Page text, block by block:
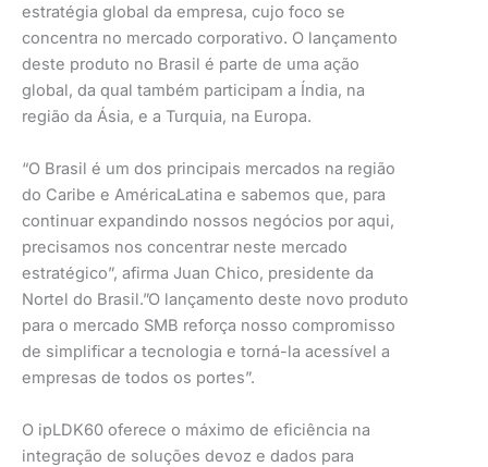
estratégia global da empresa, cujo foco se
concentra no mercado corporativo. O lançamento
deste produto no Brasil é parte de uma ação
global, da qual também participam a Índia, na
região da Ásia, e a Turquia, na Europa.
“O Brasil é um dos principais mercados na região
do Caribe e AméricaLatina e sabemos que, para
continuar expandindo nossos negócios por aqui,
precisamos nos concentrar neste mercado
estratégico”, afirma Juan Chico, presidente da
Nortel do Brasil.”O lançamento deste novo produto
para o mercado SMB reforça nosso compromisso
de simplificar a tecnologia e torná-la acessível a
empresas de todos os portes”.
O ipLDK60 oferece o máximo de eficiência na
integração de soluções devoz e dados para